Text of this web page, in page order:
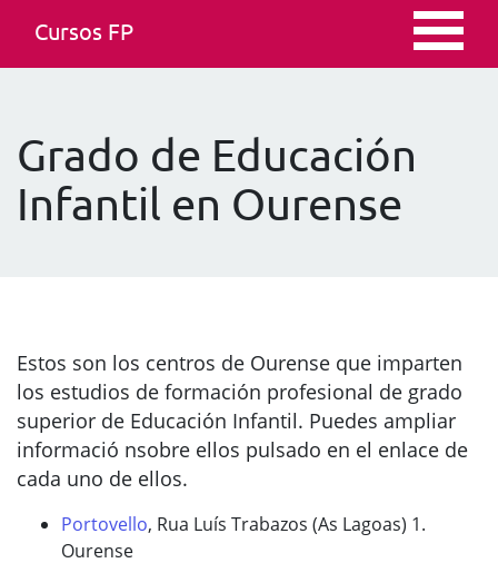
Cursos FP
Grado de Educación
Infantil en Ourense
Estos son los centros de Ourense que imparten
los estudios de formación profesional de grado
superior de Educación Infantil. Puedes ampliar
informació nsobre ellos pulsado en el enlace de
cada uno de ellos.
Portovello, Rua Luís Trabazos (As Lagoas) 1.
Ourense